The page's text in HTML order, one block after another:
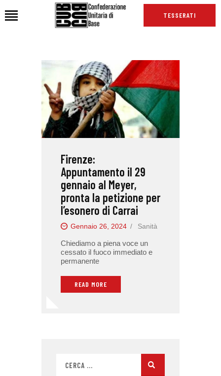
TESSERATI
CHI SIAMO
SEDI
NEWS
PODCAST CUB
INTERNAZIONALE
RASSEGNA STAMPA
Firenze:
Appuntamento il 29
gennaio al Meyer,
pronta la petizione per
l’esonero di Carrai
Gennaio 26, 2024 Sanità
Chiediamo a piena voce un
cessato il fuoco immediato e
permanente
READ MORE